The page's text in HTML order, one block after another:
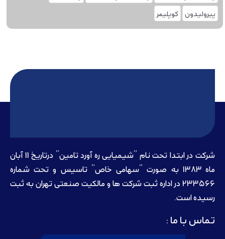
پیرولیدون
کوپلیمر
شرکت در ابتدا تحت نام ”شیمیایی ره آورد تامين” درتاريخ 11 آبان
ماه 1383 به صورت “سهامی خاص” تاسيس و تحت شماره
233566 در اداره ثبت شرکت ها و مالکيت صنعتی تهران به ثبت
رسيده است.
تماس با ما :